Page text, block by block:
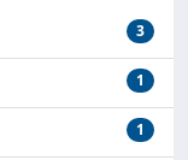
3
1
1